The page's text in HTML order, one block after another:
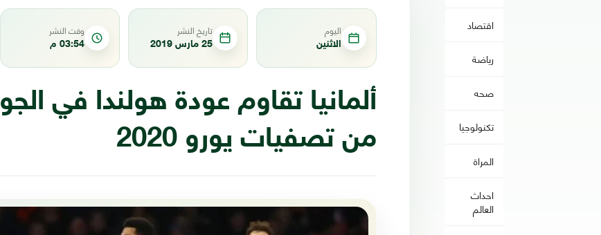
اقتصاد
رياضة
صحه
تكنولوجيا
المراة
احداث
العالم
اليوم
الاثنين
تاريخ النشر
25 مارس 2019
وقت النشر
03:54 م
ألمانيا تقاوم عودة هولندا في
من تصفيات يورو 2020